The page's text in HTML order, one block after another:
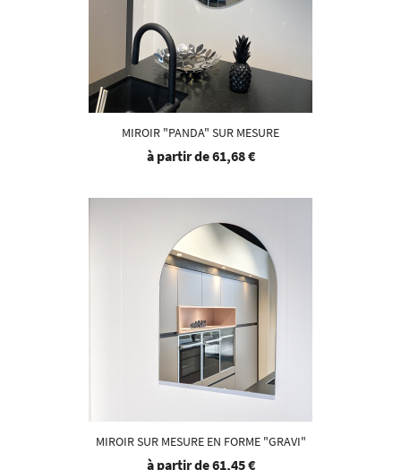
MIROIR "PANDA" SUR MESURE
à partir de61,68 €
MIROIR SUR MESURE EN FORME "GRAVI"
à partir de61,45 €